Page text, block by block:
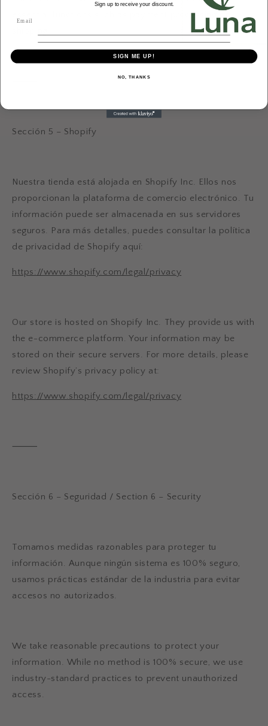
essential functions such as payment processing or
Sección 5 – Shopify
Nuestra tienda está alojada en Shopify Inc. Ellos nos
proporcionan la plataforma de comercio electrónico. Tu
información puede ser almacenada en sus servidores
seguros. Para más detalles, puedes consultar la política
de privacidad de Shopify aquí:
https://www.shopify.com/legal/privacy
Our store is hosted on Shopify Inc. They provide us with
the e-commerce platform. Your information may be
stored on their secure servers. For more details, please
review Shopify’s privacy policy at:
https://www.shopify.com/legal/privacy
⸻
Sección 6 – Seguridad / Section 6 – Security
Tomamos medidas razonables para proteger tu
información. Aunque ningún sistema es 100% seguro,
usamos prácticas estándar de la industria para evitar
accesos no autorizados.
We take reasonable precautions to protect your
information. While no method is 100% secure, we use
industry-standard practices to prevent unauthorized
access.
Sign up to receive your discount.
SIGN ME UP!
NO, THANKS